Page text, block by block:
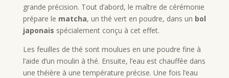
grande précision. Tout d’abord, le maître de cérémonie
prépare le matcha, un thé vert en poudre, dans un bol
japonais spécialement conçu à cet effet.
Les feuilles de thé sont moulues en une poudre fine à
l’aide d’un moulin à thé. Ensuite, l’eau est chauffée dans
une théière à une température précise. Une fois l’eau